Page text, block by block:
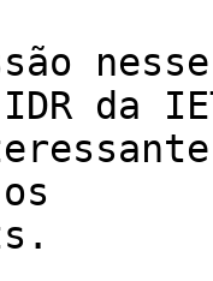
da